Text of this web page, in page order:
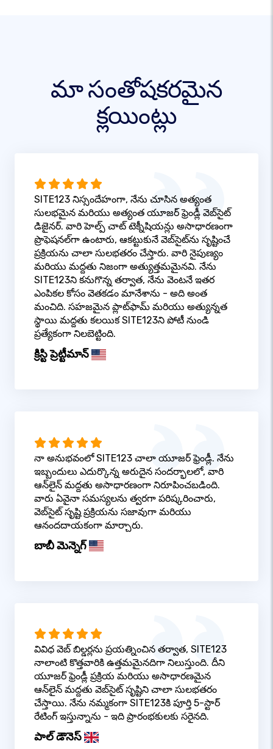
మా సంతోషకరమైన
క్లయింట్లు
SITE123 నిస్సందేహంగా, నేను చూసిన అత్యంత
సులభమైన మరియు అత్యంత యూజర్ ఫ్రెండ్లీ వెబ్‌సైట్
డిజైనర్. వారి హెల్ప్ చాట్ టెక్నీషియన్లు అసాధారణంగా
ప్రొఫెషనల్‌గా ఉంటారు, ఆకట్టుకునే వెబ్‌సైట్‌ను సృష్టించే
ప్రక్రియను చాలా సులభతరం చేస్తారు. వారి నైపుణ్యం
మరియు మద్దతు నిజంగా అత్యుత్తమమైనవి. నేను
SITE123ని కనుగొన్న తర్వాత, నేను వెంటనే ఇతర
ఎంపికల కోసం వెతకడం మానేశాను - అది అంత
మంచిది. సహజమైన ప్లాట్‌ఫామ్ మరియు అత్యున్నత
స్థాయి మద్దతు కలయిక SITE123ని పోటీ నుండి
ప్రత్యేకంగా నిలబెట్టింది.
క్రిస్టి ప్రెట్టీమాన్
నా అనుభవంలో SITE123 చాలా యూజర్ ఫ్రెండ్లీ. నేను
ఇబ్బందులు ఎదుర్కొన్న అరుదైన సందర్భాలలో, వారి
ఆన్‌లైన్ మద్దతు అసాధారణంగా నిరూపించబడింది.
వారు ఏవైనా సమస్యలను త్వరగా పరిష్కరించారు,
వెబ్‌సైట్ సృష్టి ప్రక్రియను సజావుగా మరియు
ఆనందదాయకంగా మార్చారు.
బాబీ మెన్నెగ్
వివిధ వెబ్ బిల్డర్లను ప్రయత్నించిన తర్వాత, SITE123
నాలాంటి కొత్తవారికి ఉత్తమమైనదిగా నిలుస్తుంది. దీని
యూజర్ ఫ్రెండ్లీ ప్రక్రియ మరియు అసాధారణమైన
ఆన్‌లైన్ మద్దతు వెబ్‌సైట్ సృష్టిని చాలా సులభతరం
చేస్తాయి. నేను నమ్మకంగా SITE123కి పూర్తి 5-స్టార్
రేటింగ్ ఇస్తున్నాను - ఇది ప్రారంభకులకు సరైనది.
పాల్ డౌనెస్